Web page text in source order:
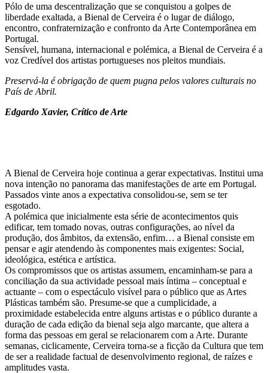
Pólo de uma descentralização que se conquistou a golpes de
liberdade exaltada, a Bienal de Cerveira é o lugar de diálogo,
encontro, confraternização e confronto da Arte Contemporânea em
Portugal.
Sensível, humana, internacional e polémica, a Bienal de Cerveira é a
voz Credível dos artistas portugueses nos pleitos mundiais.
Preservá-la é obrigação de quem pugna pelos valores culturais no
País de Abril.
Edgardo Xavier, Crítico de Arte
A Bienal de Cerveira hoje continua a gerar expectativas. Institui uma
nova intenção no panorama das manifestações de arte em Portugal.
Passados vinte anos a expectativa consolidou-se, sem se ter
esgotado.
A polémica que inicialmente esta série de acontecimentos quis
edificar, tem tomado novas, outras configurações, ao nível da
produção, dos âmbitos, da extensão, enfim… a Bienal consiste em
pensar e agir atendendo às componentes mais exigentes: Social,
ideológica, estética e artística.
Os compromissos que os artistas assumem, encaminham-se para a
conciliação da sua actividade pessoal mais íntima – conceptual e
actuante – com o espectáculo visível para o público que as Artes
Plásticas também são. Presume-se que a cumplicidade, a
proximidade estabelecida entre alguns artistas e o público durante a
duração de cada edição da bienal seja algo marcante, que altera a
forma das pessoas em geral se relacionarem com a Arte. Durante
semanas, ciclicamente, Cerveira torna-se a ficção da Cultura que tem
de ser a realidade factual de desenvolvimento regional, de raízes e
amplitudes vasta.